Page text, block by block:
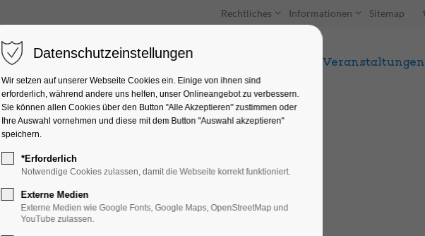
Rechtliches Informationen Sitemap
Unterkünfte Entdecken & Erleben Veranstaltungen
Vernissage
Ausstellung
Datenschutzeinstellungen
Wir setzen auf unserer Webseite Cookies ein. Einige von ihnen sind
erforderlich, während andere uns helfen, unser Onlineangebot zu verbessern.
Sie können allen Cookies über den Button "Alle Akzeptieren" zustimmen oder
Ihre Auswahl vornehmen und diese mit dem Button "Auswahl akzeptieren"
speichern.
*Erforderlich
Notwendige Cookies zulassen, damit die Webseite korrekt funktioniert.
Externe Medien
Externe Medien wie Google Fonts, Google Maps, OpenStreetMap und
YouTube zulassen.